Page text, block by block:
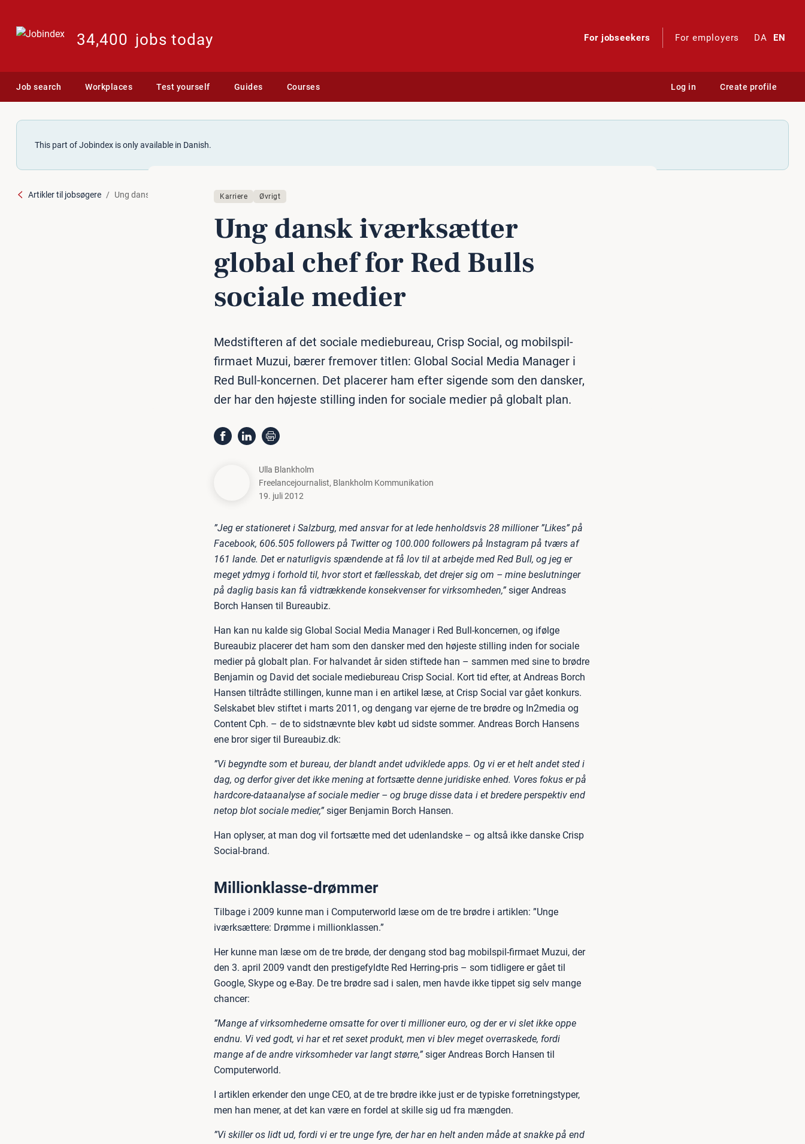
34,400 jobs today For jobseekers For employers DA EN
Job search Workplaces Test yourself Guides Courses Log in Create profile
This part of Jobindex is only available in Danish.
Artikler til jobsøgere Ung dansk iværksætter global chef for Red Bulls sociale medier
Karriere Øvrigt
Ung dansk iværk­sæt­ter
global chef for Red Bulls
sociale medier
Medstifteren af det sociale mediebureau, Crisp Social, og mobilspil-
firmaet Muzui, bærer fremover titlen: Global Social Media Manager i
Red Bull-koncernen. Det placerer ham efter sigende som den dansker,
der har den højeste stilling inden for sociale medier på globalt plan.
Ulla Blankholm
Freelancejournalist, Blankholm Kommunikation
19. juli 2012
”Jeg er stationeret i Salzburg, med ansvar for at lede henholdsvis 28 millioner ”Likes” på
Facebook, 606.505 followers på Twitter og 100.000 followers på Instagram på tværs af
161 lande. Det er naturligvis spændende at få lov til at arbejde med Red Bull, og jeg er
meget ydmyg i forhold til, hvor stort et fællesskab, det drejer sig om – mine beslutninger
på daglig basis kan få vidtrækkende konsekvenser for virksomheden,” siger Andreas
Borch Hansen til Bureaubiz.
Han kan nu kalde sig Global Social Media Manager i Red Bull-koncernen, og ifølge
Bureaubiz placerer det ham som den dansker med den højeste stilling inden for sociale
medier på globalt plan. For halvandet år siden stiftede han – sammen med sine to brødre
Benjamin og David det sociale mediebureau Crisp Social. Kort tid efter, at Andreas Borch
Hansen tiltrådte stillingen, kunne man i en artikel læse, at Crisp Social var gået konkurs.
Selskabet blev stiftet i marts 2011, og dengang var ejerne de tre brødre og In2media og
Content Cph. – de to sidstnævnte blev købt ud sidste sommer. Andreas Borch Hansens
ene bror siger til Bureaubiz.dk:
”Vi begyndte som et bureau, der blandt andet udviklede apps. Og vi er et helt andet sted i
dag, og derfor giver det ikke mening at fortsætte denne juridiske enhed. Vores fokus er på
hardcore-dataanalyse af sociale medier – og bruge disse data i et bredere perspektiv end
netop blot sociale medier,” siger Benjamin Borch Hansen.
Han oplyser, at man dog vil fortsætte med det udenlandske – og altså ikke danske Crisp
Social-brand.
Millionklasse-drømmer
Tilbage i 2009 kunne man i Computerworld læse om de tre brødre i artiklen: ”Unge
iværksættere: Drømme i millionklassen.”
Her kunne man læse om de tre brøde, der dengang stod bag mobilspil-firmaet Muzui, der
den 3. april 2009 vandt den prestigefyldte Red Herring-pris – som tidligere er gået til
Google, Skype og e-Bay. De tre brødre sad i salen, men havde ikke tippet sig selv mange
chancer:
”Mange af virksomhederne omsatte for over ti millioner euro, og der er vi slet ikke oppe
endnu. Vi ved godt, vi har et ret sexet produkt, men vi blev meget overraskede, fordi
mange af de andre virksomheder var langt større,” siger Andreas Borch Hansen til
Computerworld.
I artiklen erkender den unge CEO, at de tre brødre ikke just er de typiske forretningstyper,
men han mener, at det kan være en fordel at skille sig ud fra mængden.
”Vi skiller os lidt ud, fordi vi er tre unge fyre, der har en helt anden måde at snakke på end